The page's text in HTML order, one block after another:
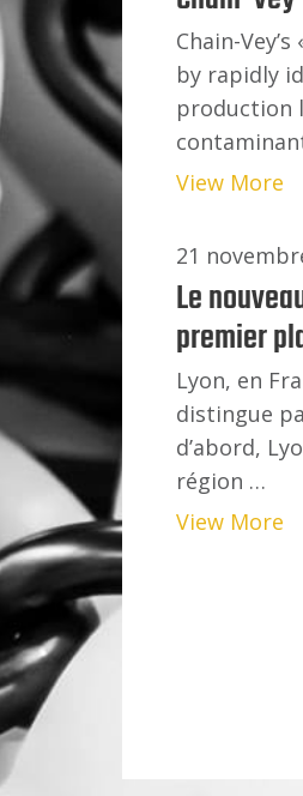
Chain-
by rapidly
production
View More
Le
premier
21
Lyon, en
distingue
d’abord,
région …
View More